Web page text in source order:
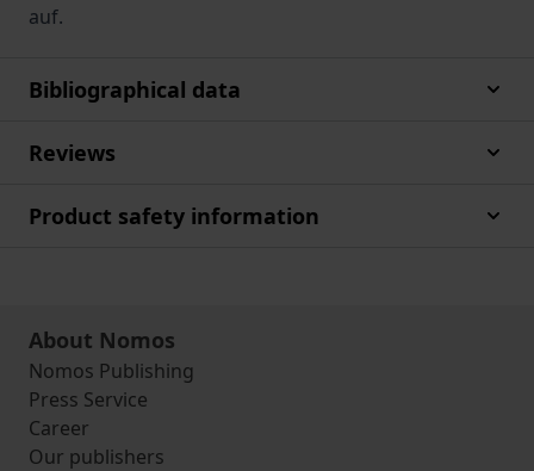
auf.
Bibliographical data
Reviews
Product safety information
About Nomos
Nomos Publishing
Press Service
Career
Our publishers